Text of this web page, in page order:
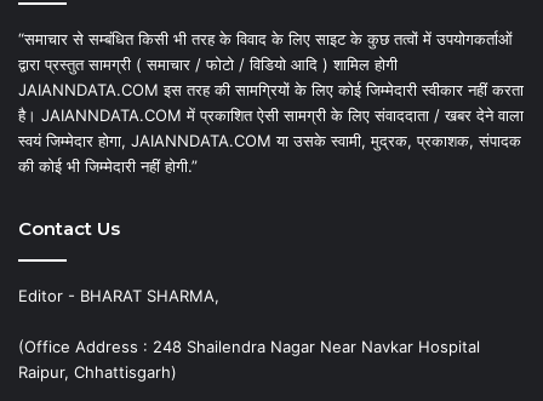
“समाचार से सम्बंधित किसी भी तरह के विवाद के लिए साइट के कुछ तत्वों में उपयोगकर्ताओं
द्वारा प्रस्तुत सामग्री ( समाचार / फोटो / विडियो आदि ) शामिल होगी
JAIANNDATA.COM इस तरह की सामग्रियों के लिए कोई जिम्मेदारी स्वीकार नहीं करता
है। JAIANNDATA.COM में प्रकाशित ऐसी सामग्री के लिए संवाददाता / खबर देने वाला
स्वयं जिम्मेदार होगा, JAIANNDATA.COM या उसके स्वामी, मुद्रक, प्रकाशक, संपादक
की कोई भी जिम्मेदारी नहीं होगी.”
Contact Us
Editor - BHARAT SHARMA,
(Office Address : 248 Shailendra Nagar Near Navkar Hospital
Raipur, Chhattisgarh)